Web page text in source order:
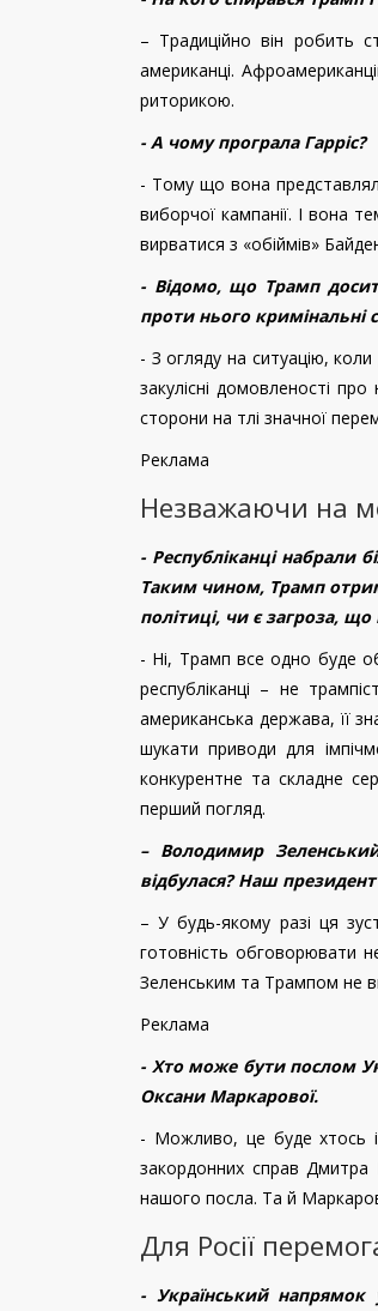
– Традиційно він робить
американці.
риторикою.
- А чому програла Гарріс?
- Тому що вона
виборчої кампанії. І вона
вирватися з «обіймів»
- Відомо, що Трамп
проти нього кримінальні
- З огляду на ситуацію,
закулісні домовленості
сторони на тлі значної
Реклама
Незважаючи на
- Республіканці набрали
Таким чином, Трамп
політиці, чи є загроза,
- Ні, Трамп все одно буде
республіканці – не
американська держава, її
шукати приводи для
конкурентне та складне
перший погляд.
– Володимир
відбулася? Наш
– У будь-якому разі ця
готовність обговорювати
Зеленським та Трампом не
Реклама
- Хто може бути послом
Оксани Маркарової.
- Можливо, це буде хтось
закордонних справ Дмитра
нашого посла. Та й
Для Росії
- Український